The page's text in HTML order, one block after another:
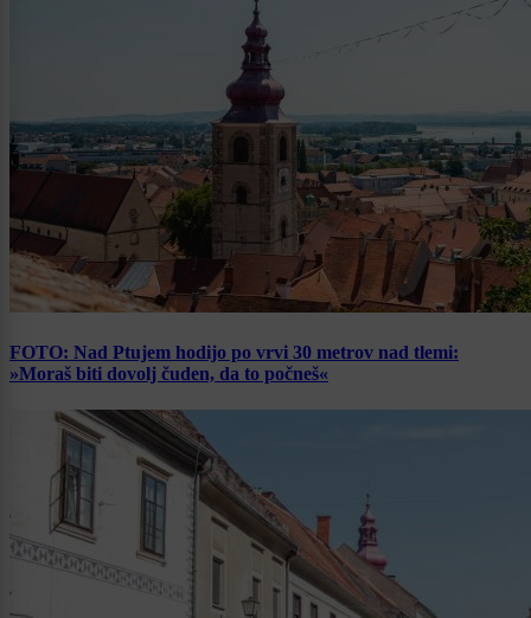
FOTO: Nad Ptujem hodijo po vrvi 30 metrov nad tlemi:
»Moraš biti dovolj čuden, da to počneš«